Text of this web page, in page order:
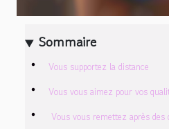
Sommaire
Vous supportez la distance
Vous vous aimez pour vos
Vous vous remettez après des